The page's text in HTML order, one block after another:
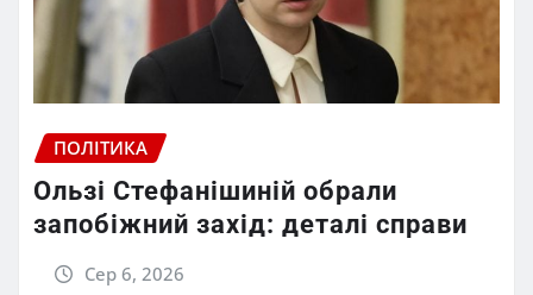
ПОЛІТИКА
Ользі Стефанішиній обрали
запобіжний захід: деталі справи
Сер 6, 2026